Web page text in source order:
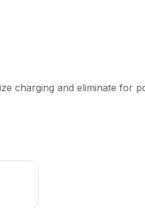
charging and eliminate for